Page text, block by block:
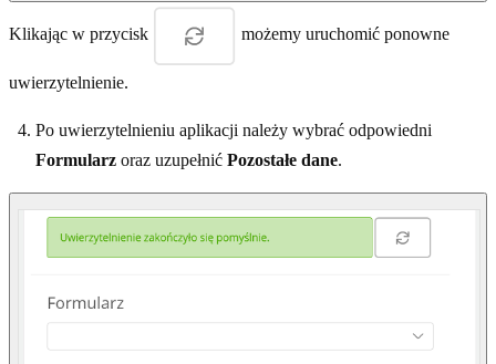
Klikając w przycisk możemy uruchomić ponowne
uwierzytelnienie.
Po uwierzytelnieniu aplikacji należy wybrać odpowiedni
Formularz oraz uzupełnić Pozostałe dane.